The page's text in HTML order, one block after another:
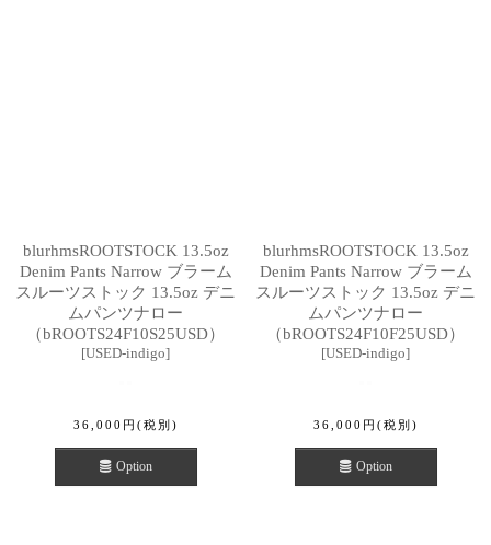
blurhmsROOTSTOCK 13.5oz
Denim Pants Narrow ブラーム
スルーツストック 13.5oz デニ
ムパンツナロー
（bROOTS24F10S25USD）
[USED-indigo]
36,000 円 (税別)
Option
blurhmsROOTSTOCK 13.5oz
Denim Pants Narrow ブラーム
スルーツストック 13.5oz デニ
ムパンツナロー
（bROOTS24F10F25USD）
[USED-indigo]
36,000 円 (税別)
Option